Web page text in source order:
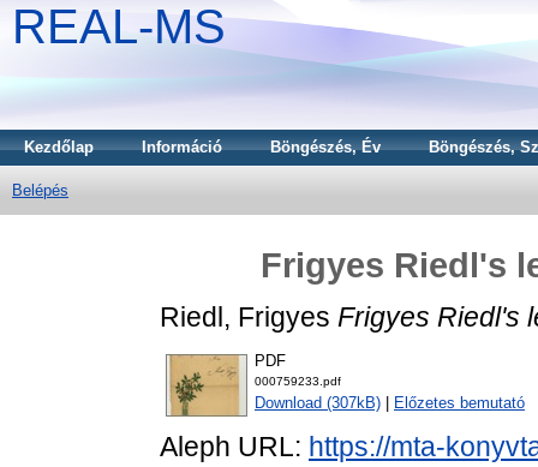
REAL-MS
Kezdőlap Információ Böngészés, Év Böngészés,
Belépés
Frigyes Riedl's
Riedl, Frigyes Frigyes Riedl's
PDF
000759233.pdf
Download (307kB) Előzetes bemutató
Aleph URL: https://mta-